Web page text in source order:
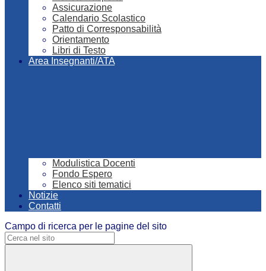
Assicurazione
Calendario Scolastico
Patto di Corresponsabilità
Orientamento
Libri di Testo
Area Insegnanti/ATA
Modulistica Docenti
Fondo Espero
Elenco siti tematici
Notizie
Contatti
Campo di ricerca per le pagine del sito